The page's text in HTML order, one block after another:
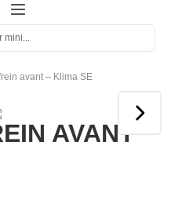
avant – Klima SE
AVANT